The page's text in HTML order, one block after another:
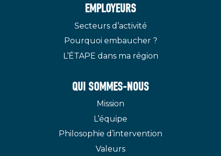
EMPLOYEURS
Secteurs d’activité
Pourquoi embaucher ?
L’ÉTAPE dans ma région
QUI SOMMES-NOUS
Mission
L’équipe
Philosophie d’intervention
Valeurs